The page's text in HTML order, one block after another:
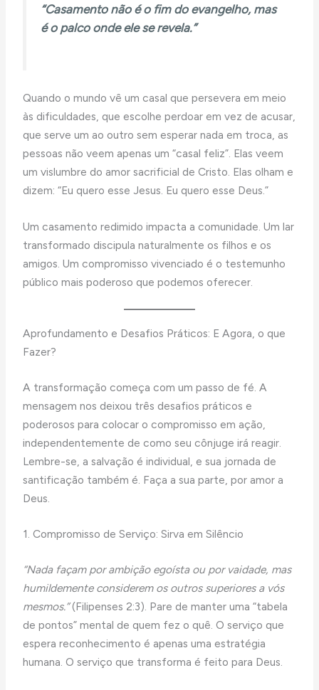
“Casamento não é o fim do evangelho, mas
é o palco onde ele se revela.”
Quando o mundo vê um casal que persevera em meio
às dificuldades, que escolhe perdoar em vez de acusar,
que serve um ao outro sem esperar nada em troca, as
pessoas não veem apenas um “casal feliz”. Elas veem
um vislumbre do amor sacrificial de Cristo. Elas olham e
dizem: “Eu quero esse Jesus. Eu quero esse Deus.”
Um casamento redimido impacta a comunidade. Um lar
transformado discipula naturalmente os filhos e os
amigos. Um compromisso vivenciado é o testemunho
público mais poderoso que podemos oferecer.
Aprofundamento e Desafios Práticos: E Agora, o que
Fazer?
A transformação começa com um passo de fé. A
mensagem nos deixou três desafios práticos e
poderosos para colocar o compromisso em ação,
independentemente de como seu cônjuge irá reagir.
Lembre-se, a salvação é individual, e sua jornada de
santificação também é. Faça a sua parte, por amor a
Deus.
1. Compromisso de Serviço: Sirva em Silêncio
“Nada façam por ambição egoísta ou por vaidade, mas
humildemente considerem os outros superiores a vós
mesmos.”(Filipenses 2:3). Pare de manter uma “tabela
de pontos” mental de quem fez o quê. O serviço que
espera reconhecimento é apenas uma estratégia
humana. O serviço que transforma é feito para Deus.